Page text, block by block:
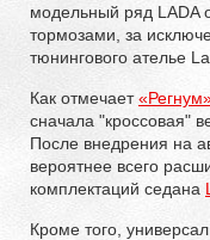
модельный ряд LADA
тормозами, за
тюнингового ателье
Как отмечает
сначала "кроссовая"
После внедрения на
вероятнее всего
комплектаций седана
Кроме того,